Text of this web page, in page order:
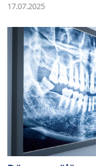
17.07.2025